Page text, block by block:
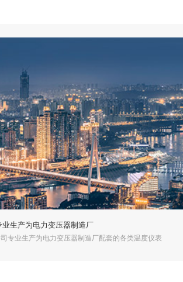
业生产为电力变压器制造厂
业生产为电力变压器制造厂配套的各类温度仪表